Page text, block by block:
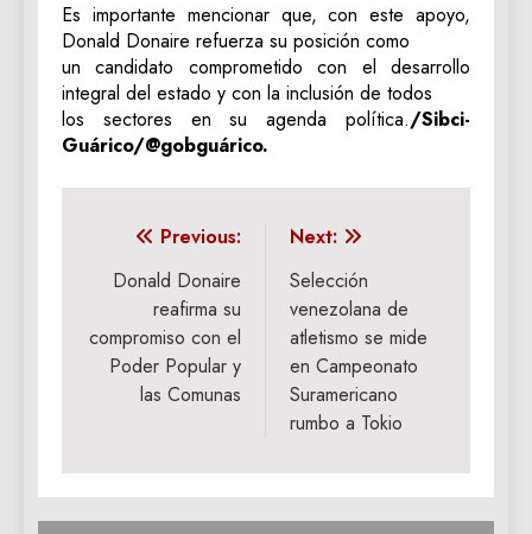
Es importante mencionar que, con este apoyo,
Donald Donaire refuerza su posición como
un candidato comprometido con el desarrollo
integral del estado y con la inclusión de todos
los sectores en su agenda política./Sibci-
Guárico/@gobguárico.
Navegación
de
entradas
Previous:
Donald Donaire
reafirma su
compromiso con el
Poder Popular y
las Comunas
Next:
Selección
venezolana de
atletismo se mide
en Campeonato
Suramericano
rumbo a Tokio